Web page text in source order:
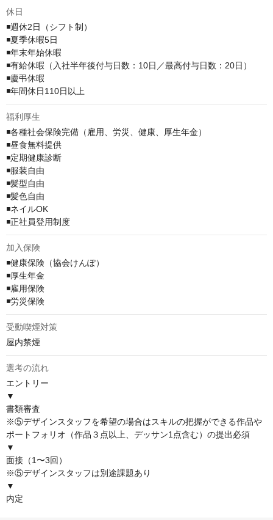
休日
◾️週休2日（シフト制）
◾️夏季休暇5日
◾️年末年始休暇
◾️有給休暇（⼊社半年後付与日数：10⽇／最⾼付与⽇数：20⽇）
◾️慶弔休暇
◾️年間休日110日以上
福利厚生
◾️各種社会保険完備（雇用、労災、健康、厚生年金）
◾️昼食無料提供
◾️定期健康診断
◾️服装自由
◾️髪型自由
◾️髪色自由
◾️ネイルOK
◾️正社員登用制度
加入保険
◾️健康保険（協会けんぽ）
◾️厚生年金
◾️雇用保険
◾️労災保険
受動喫煙対策
屋内禁煙
選考の流れ
エントリー
▼
書類審査
※⑤デザインスタッフを希望の場合はスキルの把握ができる作品や
ポートフォリオ（作品３点以上、デッサン1点含む）の提出必須
▼
面接（1〜3回）
※⑤デザインスタッフは別途課題あり
▼
内定